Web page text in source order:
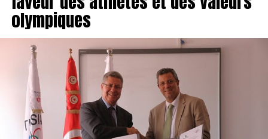
olympiques